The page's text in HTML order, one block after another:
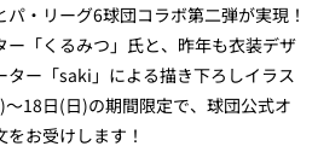
・リーグ6球団コラボ第二弾が実現！
「くるみつ」氏と、昨年も衣装デザ
ター「saki」による描き下ろしイラス
18日(日)の期間限定で、球団公式オ
お受けします！